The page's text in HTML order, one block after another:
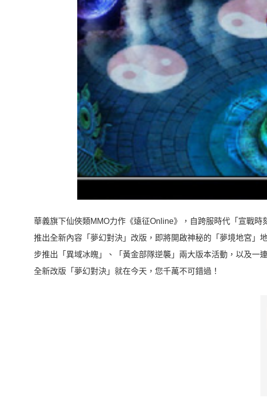
華義旗下仙俠類MMO力作《遠征Online》，自跨服時代「宣戰
推出全新內容「夢幻對決」改版，即將開啟神秘的「夢境地宮」
步推出「異域冰魄」、「黃金部隊逆襲」兩大版本活動，以及一
全新改版「夢幻對決」就在今天，您千萬不可錯過！